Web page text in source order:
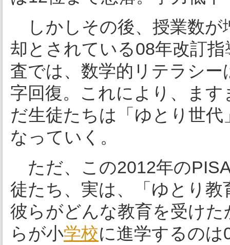
しかしその後、授業数が
却とされている08年改訂
査では、数学的リテラシ
字回復。これにより、ま
だ生徒たちは「ゆとり世
なっていく。
ただ、この2012年の
徒たち、実は、「ゆとり
彼らがどんな教育を受け
らが小学校に進学するの